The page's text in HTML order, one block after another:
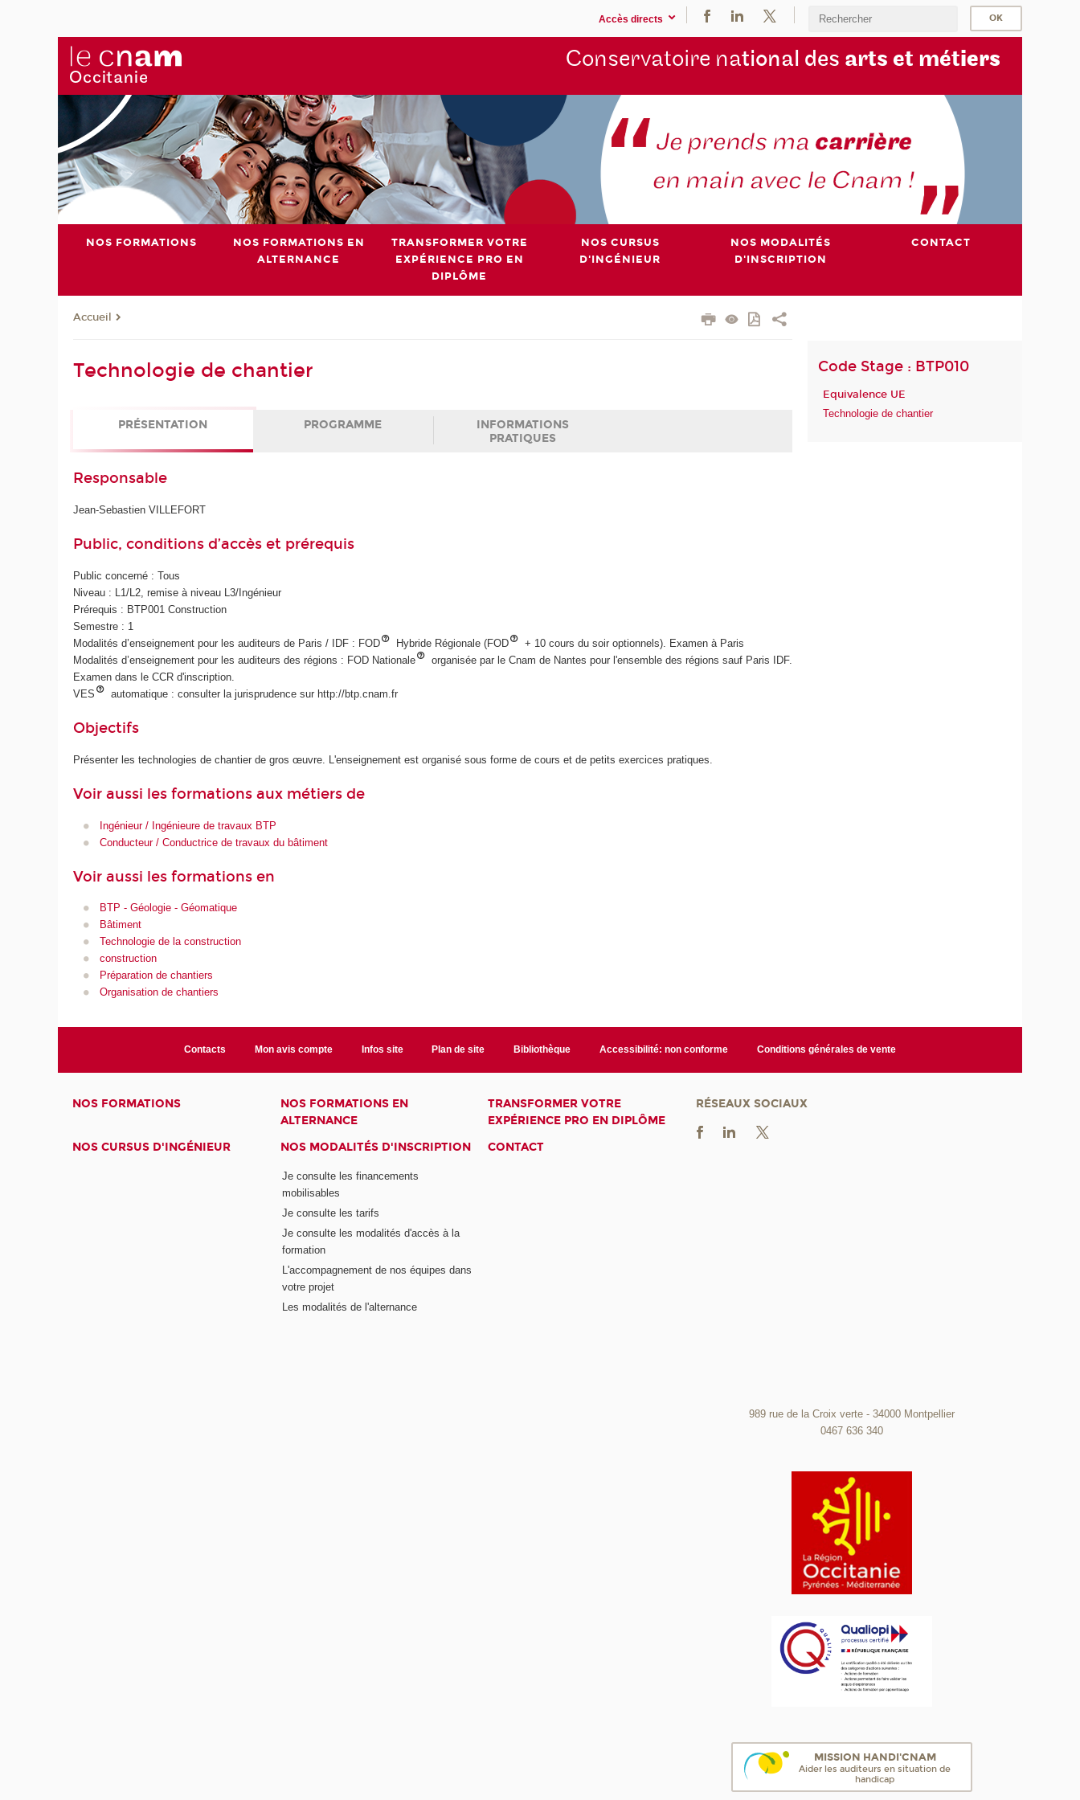
Accès directs
Conservatoire national des arts et métiers
NOS FORMATIONS
NOS FORMATIONS EN
ALTERNANCE
TRANSFORMER VOTRE
EXPÉRIENCE PRO EN
DIPLÔME
NOS CURSUS
D'INGÉNIEUR
NOS MODALITÉS
D'INSCRIPTION
CONTACT
Accueil
Technologie de chantier
PRÉSENTATION PROGRAMME
INFORMATIONS
PRATIQUES
Responsable
Jean-Sebastien VILLEFORT
Public, conditions d’accès et prérequis
Public concerné : Tous
Niveau : L1/L2, remise à niveau L3/Ingénieur
Prérequis : BTP001 Construction
Semestre : 1
Modalités d’enseignement pour les auditeurs de Paris / IDF : FOD
Hybride Régionale (FOD
+ 10 cours du soir optionnels). Examen à Paris
Modalités d’enseignement pour les auditeurs des régions : FOD Nationale
organisée par le Cnam de Nantes pour l'ensemble des régions sauf Paris IDF.
Examen dans le CCR d'inscription.
VES
automatique : consulter la jurisprudence sur http://btp.cnam.fr
Objectifs
Présenter les technologies de chantier de gros œuvre. L'enseignement est organisé sous forme de cours et de petits exercices pratiques.
Voir aussi les formations aux métiers de
Ingénieur / Ingénieure de travaux BTP
Conducteur / Conductrice de travaux du bâtiment
Voir aussi les formations en
BTP - Géologie - Géomatique
Bâtiment
Technologie de la construction
construction
Préparation de chantiers
Organisation de chantiers
Code Stage : BTP010
Equivalence UE
Technologie de chantier
Contacts Mon avis compte Infos site Plan de site Bibliothèque Accessibilité: non conforme Conditions générales de vente
NOS FORMATIONS
NOS FORMATIONS EN
ALTERNANCE
TRANSFORMER VOTRE
EXPÉRIENCE PRO EN DIPLÔME
NOS CURSUS D'INGÉNIEUR
NOS MODALITÉS D'INSCRIPTION
Je consulte les financements
mobilisables
Je consulte les tarifs
Je consulte les modalités d'accès à la
formation
L'accompagnement de nos équipes dans
votre projet
Les modalités de l'alternance
CONTACT
RÉSEAUX SOCIAUX
989 rue de la Croix verte - 34000 Montpellier
0467 636 340
MISSION HANDI'CNAM
Aider les auditeurs en situation de
handicap